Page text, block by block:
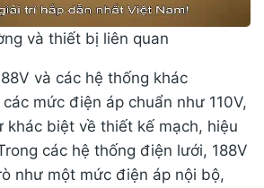
và thiết bị liên quan
và các hệ thống khác
mức điện áp chuẩn như 110V,
khác biệt về thiết kế mạch, hiệu
các hệ thống điện lưới, 188V
như một mức điện áp nội bộ,